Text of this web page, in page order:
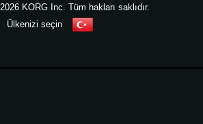
2026 KORG Inc. Tüm hakları saklıdır.
Ülkenizi seçin